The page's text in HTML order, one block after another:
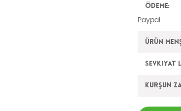
Ödeme:
Paypal
Ürün
Sevkiyat
Kurşun